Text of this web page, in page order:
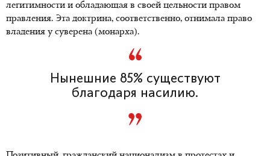
легитимности и обладающая в своей цельности правом
правления. Эта доктрина, соответственно, отнимала право
владения у суверена (монарха).
Нынешние 85% существуют
благодаря насилию.